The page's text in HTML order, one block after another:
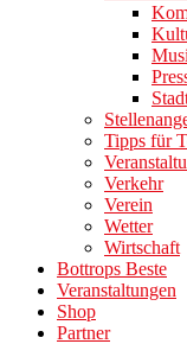
Tipps für
Verkehr
Verein
Wetter
Wirtschaft
Bottrops Beste
Veranstaltungen
Shop
Partner